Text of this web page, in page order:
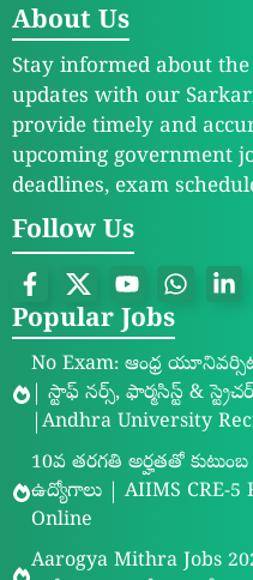
About Us
Stay informed about
updates with our
provide timely and
upcoming government
deadlines, exam
Follow Us
Popular Jobs
No Exam: ఆంధ్ర
| స్టాఫ్ నర్స్, ఫార్మసిస్ట్ &
|Andhra University
10వ తరగతి అర్హతతో
ఉద్యోగాలు | AIIMS CRE-5
Online
Aarogya Mithra Jobs